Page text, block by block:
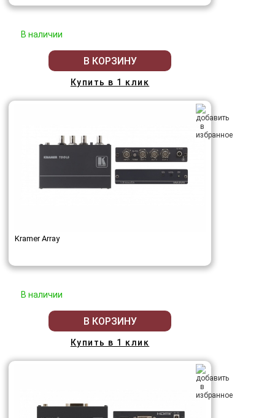
В наличии
В КОРЗИНУ
Купить в 1 клик
Kramer Array
В наличии
В КОРЗИНУ
Купить в 1 клик